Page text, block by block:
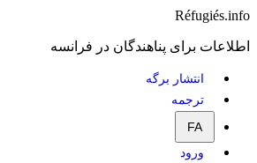
Réfugiés.info
اطلاعات برای پناهندگان در فرانسه
انتشار برگه
ترجمه
FA
ورود